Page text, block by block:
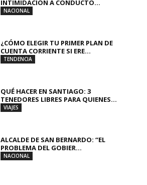
INTIMIDACIÓN A CONDUCTO...
NACIONAL
¿CÓMO ELEGIR TU PRIMER PLAN DE
CUENTA CORRIENTE SI ERE...
TENDENCIA
QUÉ HACER EN SANTIAGO: 3
TENEDORES LIBRES PARA QUIENES...
VIAJES
ALCALDE DE SAN BERNARDO: “EL
PROBLEMA DEL GOBIER...
NACIONAL